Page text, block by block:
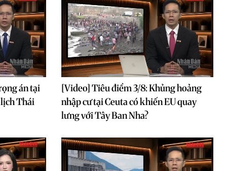
án tại
Thái
[Video] Tiêu điểm 3/8: Khủng hoảng
nhập cư tại Ceuta có khiến EU quay
lưng với Tây Ban Nha?